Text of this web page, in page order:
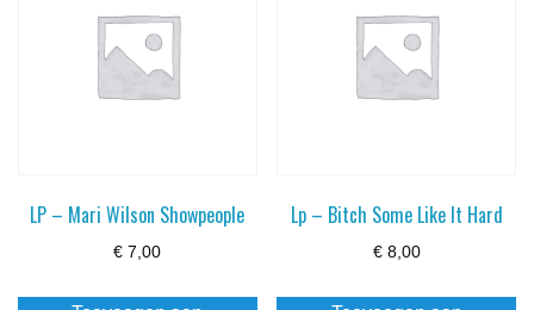
LP – Mari Wilson Showpeople
€ 7,00
Lp – Bitch Some Like It Hard
€8,00